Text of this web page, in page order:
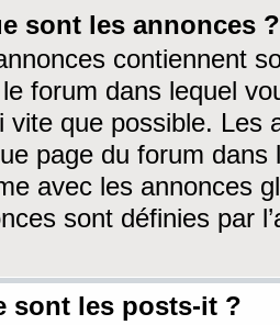
sont les annonces ?
contiennent
forum dans lequel
vite que possible. Les
page du forum dans
avec les annonces
sont définies par
sont les posts-it ?